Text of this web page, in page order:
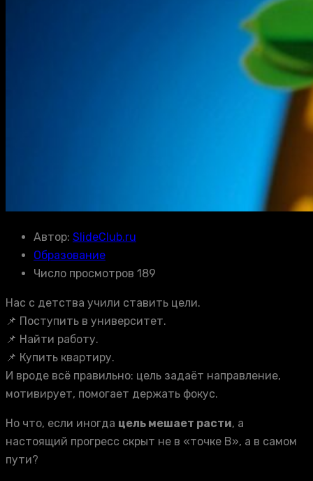
Автор: SlideClub.ru
Образование
Число просмотров 189
Нас с детства учили ставить цели.
📌 Поступить в университет.
📌 Найти работу.
📌 Купить квартиру.
И вроде всё правильно: цель задаёт направление,
мотивирует, помогает держать фокус.
Но что, если иногда цель мешает расти, а
настоящий прогресс скрыт не в «точке B», а в самом
пути?